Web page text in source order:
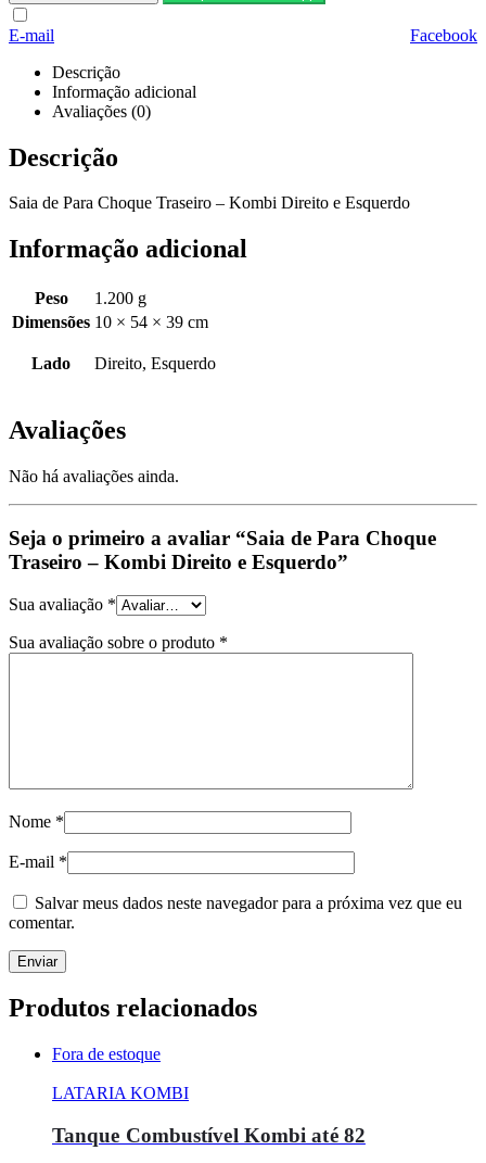
Facebook
E-mail
Descrição
Informação adicional
Avaliações (0)
Descrição
Saia de Para Choque Traseiro – Kombi Direito e Esquerdo
Informação adicional
Peso
1.200 g
Dimensões 10 × 54 × 39 cm
Lado Direito, Esquerdo
Avaliações
Não há avaliações ainda.
Seja o primeiro a avaliar “Saia de Para Choque
Traseiro – Kombi Direito e Esquerdo”
Sua avaliação *
Sua avaliação sobre o produto *
Nome *
E-mail *
Salvar meus dados neste navegador para a próxima vez que eu
comentar.
Produtos relacionados
Fora de estoque
LATARIA KOMBI
Tanque Combustível Kombi até 82